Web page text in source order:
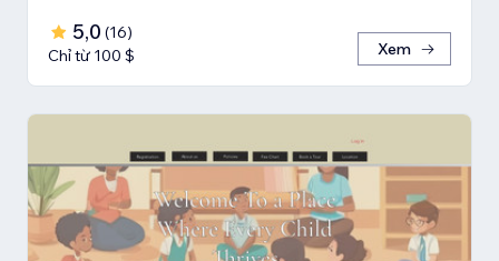
5,0 (16)
Chỉ từ 100 $
Xem